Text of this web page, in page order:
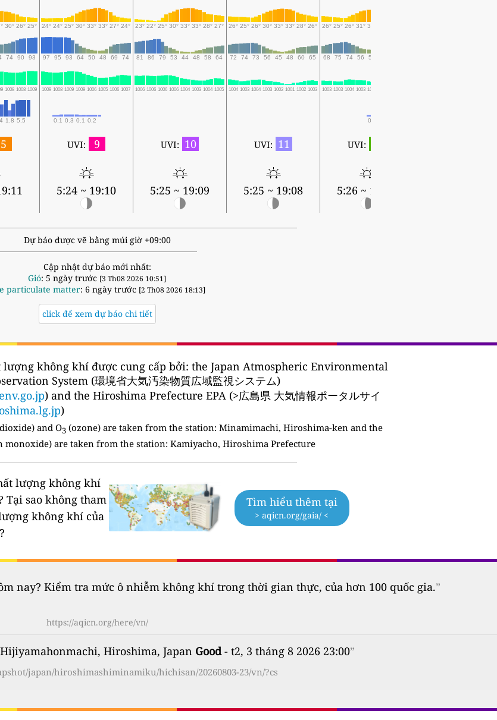
30° 26° 25° 24° 24° 25° 30° 33° 33° 27° 24° 23° 22° 25° 30° 33° 33° 28° 27° 26° 25° 26° 30° 33° 33° 28° 26° 26° 25° 26° 31° 32°
74 90 93 97 95 93 64 50 48 69 74 81 86 79 53 44 48 58 64 72 74 73 56 45 48 60 65 68 75 74 56 51
1008 1008 1009 1009 1008 1009 1009 1006 1005 1006 1007 1006 1006 1006 1006 1004 1003 1004 1005 1004 1003 1004 1003 1002 1001 1002 1003 1003 1003 1004 1003 1002
1.8 5.5 0.1 0.3 0.1 0.2 0.1
5 UVI: 9
5:24 ~ 19:10
UVI: 10
5:25 ~ 19:09
UVI: 11
5:25 ~ 19:08
UVI:
5:26 ~ 19:07
Dự báo được vẽ bằng múi giờ +09:00
Cập nhật dự báo mới nhất:
Gió: 5 ngày trước [3 Th08 2026 10:51]
particulate matter: 6 ngày trước [2 Th08 2026 18:13]
click để xem dự báo chi tiết
lượng không khí được cung cấp bởi: the Japan Atmospheric Environmental
System (環境省大気汚染物質広域監視システム)
) and the Hiroshima Prefecture EPA (>広島県 大気情報ポータルサイ
)
and O3 (ozone) are taken from the station: Minamimachi, Hiroshima-ken and the
monoxide) are taken from the station: Kamiyacho, Hiroshima Prefecture
lượng không khí
Tại sao không tham
không khí của
Tìm hiểu thêm tại
> aqicn.org/gaia/ <
nay? Kiểm tra mức ô nhiễm không khí trong thời gian thực, của hơn 100 quốc gia.”
https://aqicn.org/here/vn/
Hiroshima, Japan Good- t2, 3 tháng 8 2026 23:00”
japan/hiroshimashiminamiku/hichisan/20260803-23/vn/?cs